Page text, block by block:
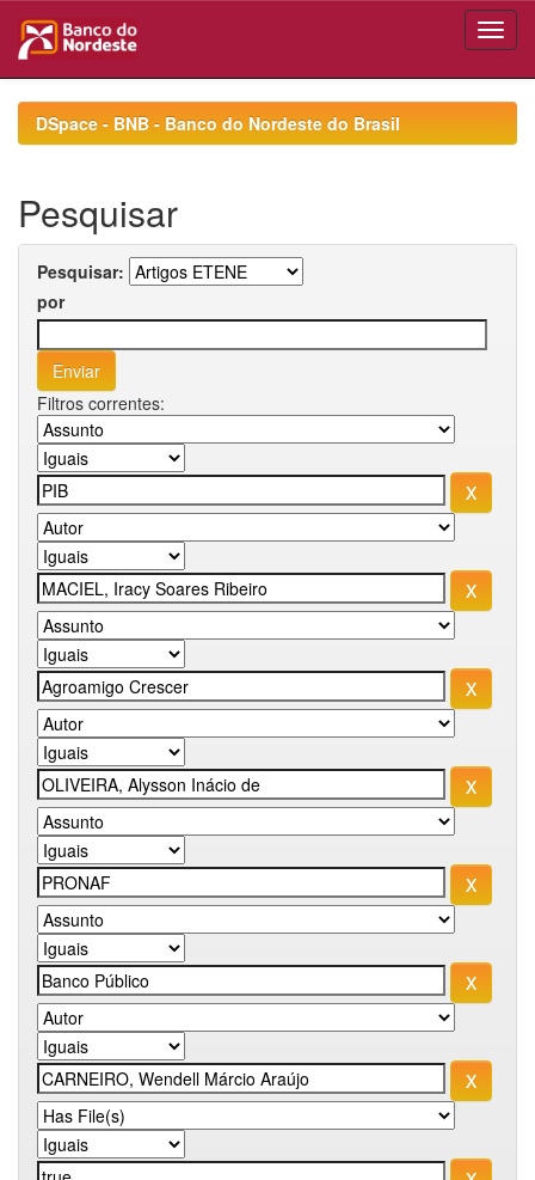
navigationDSpace - BNB - Banco do Nordeste do Brasil
Pesquisar
Pesquisar:
por
Filtros correntes: